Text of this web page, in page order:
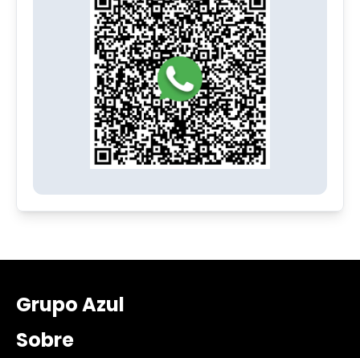
Grupo Azul
Sobre